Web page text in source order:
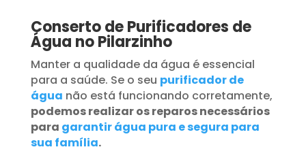
Conserto de Purificadores de
Água no Pilarzinho
Manter a qualidade da água é essencial
para a saúde. Se o seu purificador de
água não está funcionando corretamente,
podemos realizar os reparos necessários
para garantir água pura e segura para
sua família.